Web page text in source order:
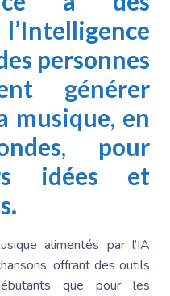
personnes
générer
musique, en
pour
idées et
alimentés par l’IA
offrant des outils
que pour les